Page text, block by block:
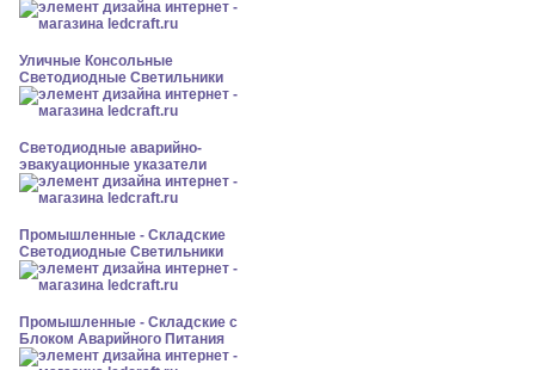
Уличные Консольные
Светодиодные Светильники
Светодиодные аварийно-
эвакуационные указатели
Промышленные - Складские
Светодиодные Светильники
Промышленные - Складские с
Блоком Аварийного Питания